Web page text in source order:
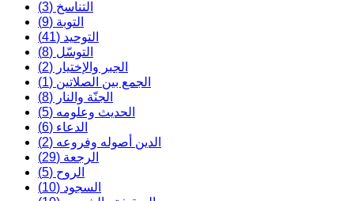
التناسخ (3)
التوبة (9)
التوحيد (41)
التوسّل (8)
الجبر والإختيار (2)
الجمع بين الصلاتين (1)
الجنّة والنار (8)
الحديث وعلومه (5)
الدعاء (6)
الدين أصوله وفروعه (2)
الرجعة (29)
الروح (5)
السجود (10)